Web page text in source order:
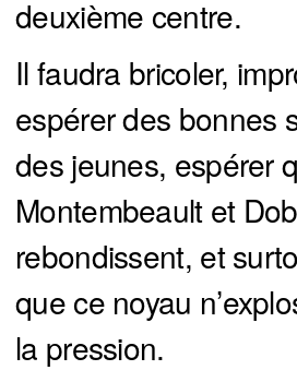
deuxième centre.
Il faudra bricoler,
espérer des bonnes
des jeunes, espérer
Montembeault et
rebondissent, et
que ce noyau
la pression.